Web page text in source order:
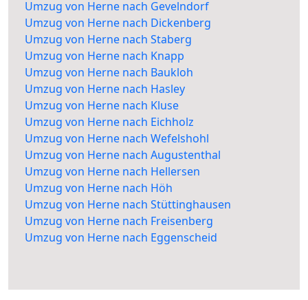
Umzug von Herne nach Gevelndorf
Umzug von Herne nach Dickenberg
Umzug von Herne nach Staberg
Umzug von Herne nach Knapp
Umzug von Herne nach Baukloh
Umzug von Herne nach Hasley
Umzug von Herne nach Kluse
Umzug von Herne nach Eichholz
Umzug von Herne nach Wefelshohl
Umzug von Herne nach Augustenthal
Umzug von Herne nach Hellersen
Umzug von Herne nach Höh
Umzug von Herne nach Stüttinghausen
Umzug von Herne nach Freisenberg
Umzug von Herne nach Eggenscheid